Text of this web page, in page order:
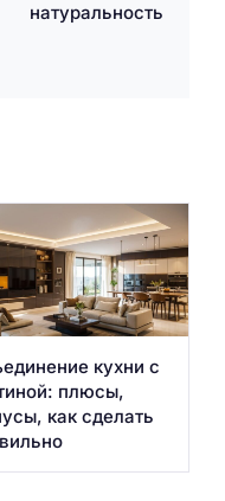
натуральность
кухни с
плюсы,
как сделать